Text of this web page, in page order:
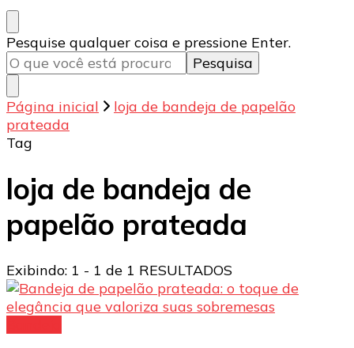
Procurando
algo?
Pesquise qualquer coisa e pressione Enter.
Página inicial
loja de bandeja de papelão
prateada
Tag
loja de bandeja de
papelão prateada
Exibindo: 1 - 1 de 1 RESULTADOS